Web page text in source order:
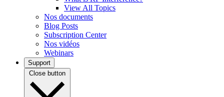
View All Topics
Nos documents
Blog Posts
Subscription Center
Nos vidéos
Webinars
Support
Close button